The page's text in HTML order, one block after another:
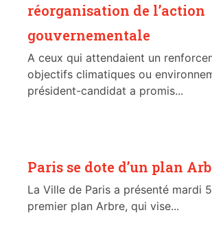
réorganisation de l’action
gouvernementale
A ceux qui attendaient un
objectifs climatiques ou
président-candidat a promis...
Paris se dote d’un plan
La Ville de Paris a présenté mardi
premier plan Arbre, qui vise...